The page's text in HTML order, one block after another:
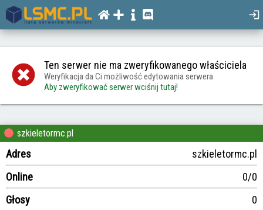
Ten serwer nie ma zweryfikowanego właściciela
Weryfikacja da Ci możliwość edytowania serwera
Aby zweryfikować serwer wciśnij tutaj!
szkieletormc.pl
Adres
szkieletormc.pl
Online
0/0
Głosy
0